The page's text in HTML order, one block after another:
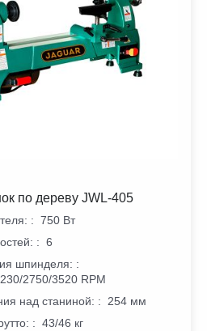
по дереву JWL-405
: 750 Вт
: 6
шпинделя: :
2750/3520 RPM
над станиной: :
254 мм
: 43/46 кг